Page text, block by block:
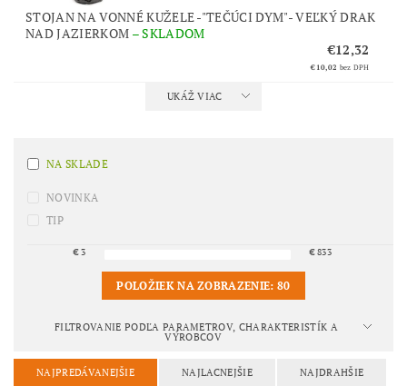
STOJAN NA VONNÉ KUŽELE -"TEČÚCI DYM"- VEĽKÝ DRAK
NAD JAZIERKOM –SKLADOM
€12,32
€10,02 bez DPH
UKÁŽ VIAC
NA SKLADE
NOVINKA
TIP
€3 €833
POLOŽIEK NA ZOBRAZENIE:80
FILTROVANIE PODĽA PARAMETROV, CHARAKTERISTÍK A
VÝROBCOV
NAJPREDÁVANEJŠIE NAJLACNEJŠIE NAJDRAHŠIE